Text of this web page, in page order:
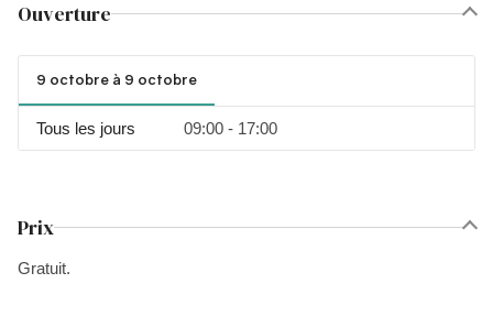
Ouverture
9 octobre à 9 octobre
Tous les jours 09:00 - 17:00
Prix
Gratuit.